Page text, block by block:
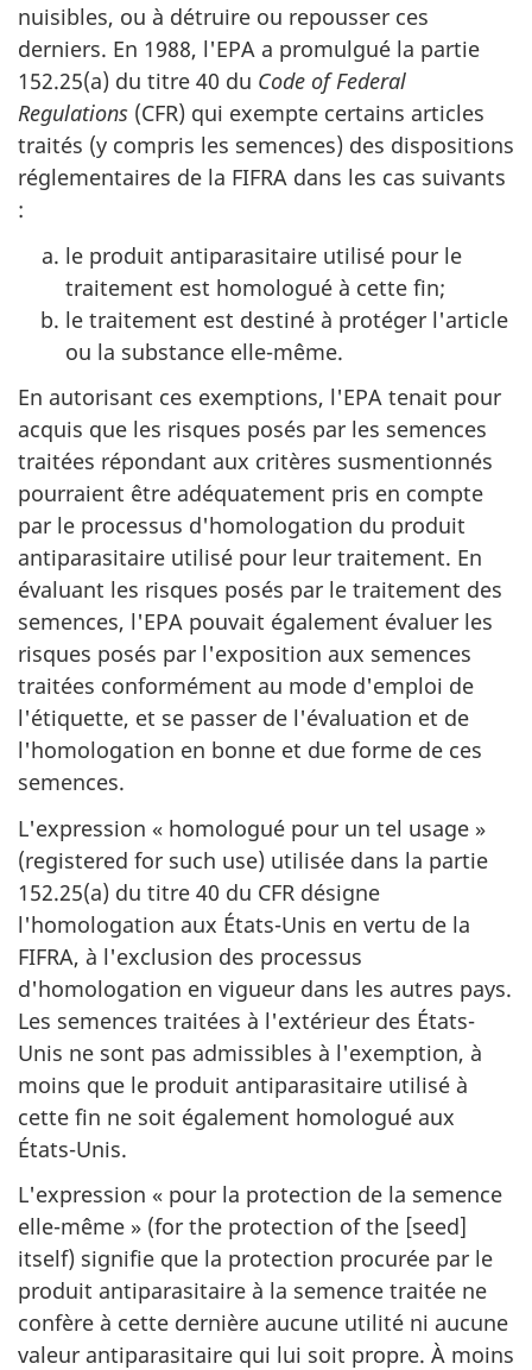
nuisibles, ou à détruire ou repousser ces
derniers. En 1988, l'EPA a promulgué la partie
152.25(a) du titre 40 du Code of Federal
Regulations (CFR) qui exempte certains articles
traités (y compris les semences) des dispositions
réglementaires de la FIFRA dans les cas suivants
:
le produit antiparasitaire utilisé pour le
traitement est homologué à cette fin;
le traitement est destiné à protéger l'article
ou la substance elle-même.
En autorisant ces exemptions, l'EPA tenait pour
acquis que les risques posés par les semences
traitées répondant aux critères susmentionnés
pourraient être adéquatement pris en compte
par le processus d'homologation du produit
antiparasitaire utilisé pour leur traitement. En
évaluant les risques posés par le traitement des
semences, l'EPA pouvait également évaluer les
risques posés par l'exposition aux semences
traitées conformément au mode d'emploi de
l'étiquette, et se passer de l'évaluation et de
l'homologation en bonne et due forme de ces
semences.
L'expression « homologué pour un tel usage »
(registered for such use) utilisée dans la partie
152.25(a) du titre 40 du CFR désigne
l'homologation aux États-Unis en vertu de la
FIFRA, à l'exclusion des processus
d'homologation en vigueur dans les autres pays.
Les semences traitées à l'extérieur des États-
Unis ne sont pas admissibles à l'exemption, à
moins que le produit antiparasitaire utilisé à
cette fin ne soit également homologué aux
États-Unis.
L'expression « pour la protection de la semence
elle-même » (for the protection of the [seed]
itself) signifie que la protection procurée par le
produit antiparasitaire à la semence traitée ne
confère à cette dernière aucune utilité ni aucune
valeur antiparasitaire qui lui soit propre. À moins